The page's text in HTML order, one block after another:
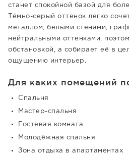
станет спокойной базой для
Тёмно-серый оттенок легко
металлом, белыми стенами,
нейтральными оттенками,
обстановкой, а собирает её в
ощущению интерьер.
Для каких помещений
Спальня
Мастер-спальня
Гостевая комната
Молодёжная спальня
Зона отдыха в апартаментах